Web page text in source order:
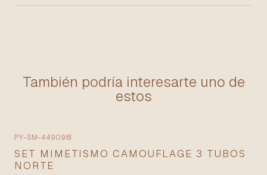
También podría interesarte uno de
estos
PY-SM-449098
SET MIMETISMO CAMOUFLAGE 3 TUBOS
NORTE